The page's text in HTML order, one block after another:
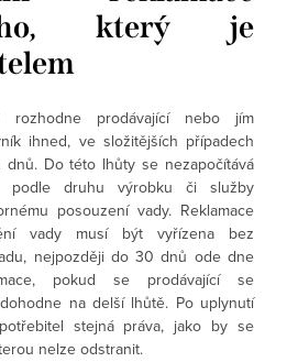
který je
rozhodne prodávající nebo jím
ihned, ve složitějších případech
Do této lhůty se nezapočítává
podle druhu výrobku či služby
posouzení vady. Reklamace
vady musí být vyřízena bez
nejpozději do 30 dnů ode dne
pokud se prodávající se
na delší lhůtě. Po uplynutí
stejná práva, jako by se
nelze odstranit.